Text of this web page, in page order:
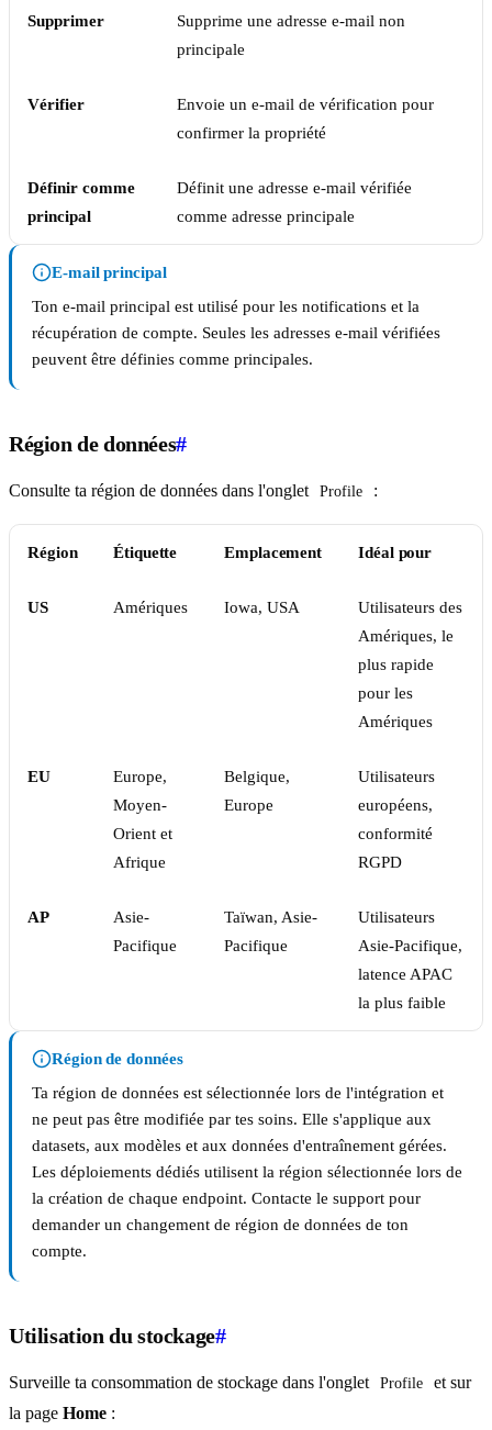
Supprimer
Supprime une adresse e-mail non
principale
Vérifier
Envoie un e-mail de vérification pour
confirmer la propriété
Définir comme
principal
Définit une adresse e-mail vérifiée
comme adresse principale
E-mail principal
Ton e-mail principal est utilisé pour les notifications et la
récupération de compte. Seules les adresses e-mail vérifiées
peuvent être définies comme principales.
Région de données#
Consulte ta région de données dans l'onglet Profile :
Région Étiquette Emplacement Idéal pour
US Amériques Iowa, USA
Utilisateurs des
Amériques, le
plus rapide
pour les
Amériques
EU
Europe,
Moyen-
Orient et
Afrique
Belgique,
Europe
Utilisateurs
européens,
conformité
RGPD
AP
Asie-
Pacifique
Taïwan, Asie-
Pacifique
Utilisateurs
Asie-Pacifique,
latence APAC
la plus faible
Région de données
Ta région de données est sélectionnée lors de l'intégration et
ne peut pas être modifiée par tes soins. Elle s'applique aux
datasets, aux modèles et aux données d'entraînement gérées.
Les déploiements dédiés utilisent la région sélectionnée lors de
la création de chaque endpoint. Contacte le support pour
demander un changement de région de données de ton
compte.
Utilisation du stockage#
Surveille ta consommation de stockage dans l'onglet Profile
et sur
la page Home :